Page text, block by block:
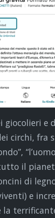
e
circhi,
il
di
e
la